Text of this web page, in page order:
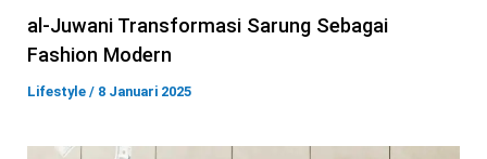
al-Juwani Transformasi Sarung Sebagai
Fashion Modern
Lifestyle / 8 Januari 2025